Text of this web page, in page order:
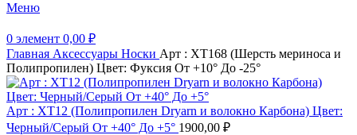
Меню
0 элемент 0,00 ₽
Главная Аксессуары Носки Арт : XT168 (Шерсть мериноса и
Полипропилен) Цвет: Фуксия От +10° До -25°
Арт : XT12 (Полипропилен Dryarn и волокно Карбона) Цвет:
Черный/Серый От +40° До +5° 1900,00 ₽